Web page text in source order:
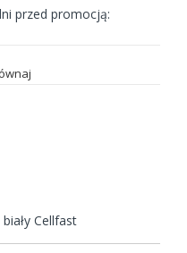
przed promocją:
Cellfast